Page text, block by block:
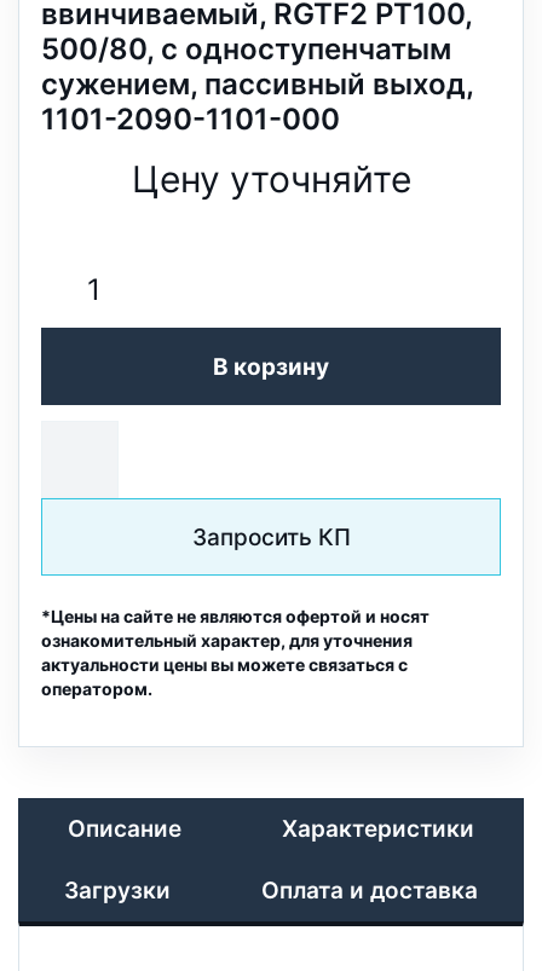
ввинчиваемый, RGTF2 PT100,
500/80, с одноступенчатым
сужением, пассивный выход,
1101-2090-1101-000
Цену уточняйте
В корзину
Запросить КП
*Цены на сайте не являются офертой и носят
ознакомительный характер, для уточнения
актуальности цены вы можете связаться с
оператором.
Описание Характеристики
Загрузки Оплата и доставка